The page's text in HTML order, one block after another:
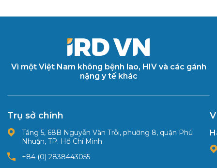
Vì một Việt Nam không bệnh lao, HIV và các gánh
nặng y tế khác
Trụ sở chính
Tầng 5, 68B Nguyễn Văn Trỗi, phường 8, quận Phú
Nhuận, TP. Hồ Chí Minh
+84 (0) 2838443055